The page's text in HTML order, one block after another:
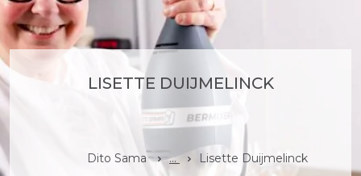
LISETTE DUIJMELINCK
Dito Sama ... Lisette Duijmelinck